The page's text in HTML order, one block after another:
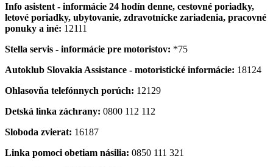
Info asistent - informácie 24 hodín denne, cestovné poriadky,
letové poriadky, ubytovanie, zdravotnícke zariadenia, pracovné
ponuky a iné: 12111
Stella servis - informácie pre motoristov: *75
Autoklub Slovakia Assistance - motoristické informácie: 18124
Ohlasovňa telefónnych porúch: 12129
Detská linka záchrany: 0800 112 112
Sloboda zvierat: 16187
Linka pomoci obetiam násilia: 0850 111 321